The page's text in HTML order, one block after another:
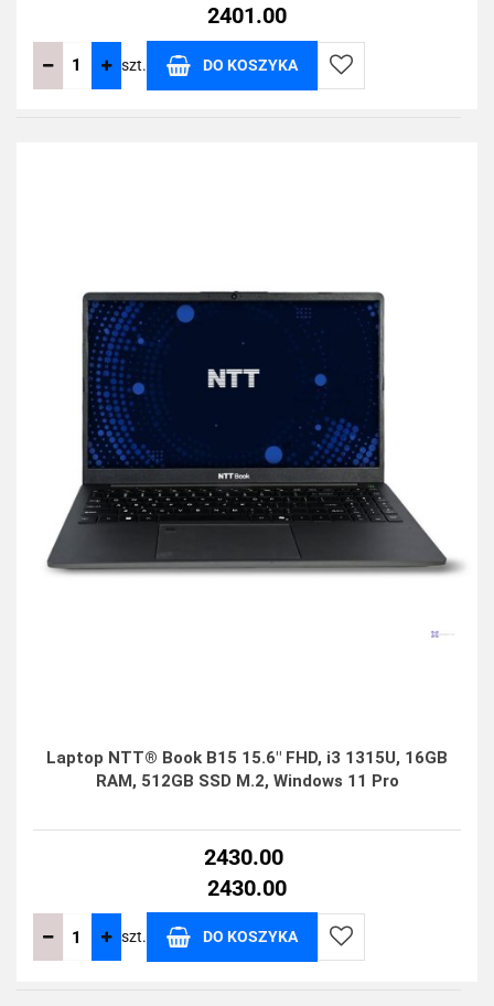
2401.00
szt. DO KOSZYKA
Do
Laptop NTT® Book B15 15.6" FHD, i3 1315U, 16GB
RAM, 512GB SSD M.2, Windows 11 Pro
2430.00
2430.00
szt. DO KOSZYKA
Do